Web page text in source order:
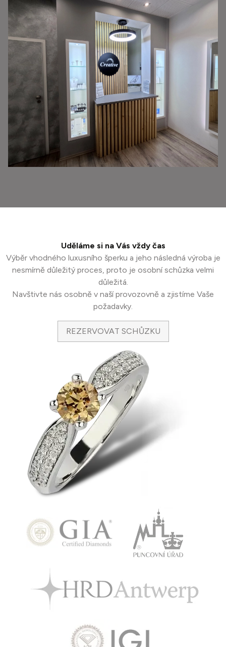
Uděláme si na Vás vždy čas
Výběr vhodného luxusního šperku a jeho následná výroba je
nesmírně důležitý proces, proto je osobní schůzka velmi
důležitá.
Navštivte nás osobně v naší provozovně a zjistíme Vaše
požadavky.
REZERVOVAT SCHŮZKU